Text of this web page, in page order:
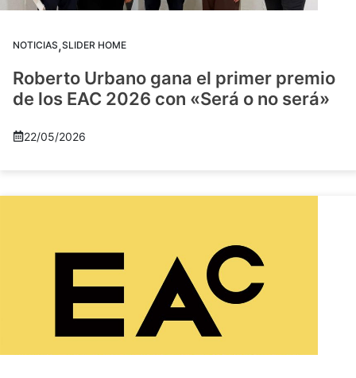
NOTICIAS,SLIDER HOME
Roberto Urbano gana el primer premio
de los EAC 2026 con «Será o no será»
22/05/2026